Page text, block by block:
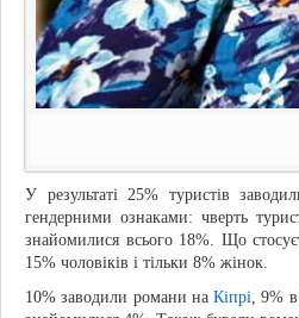
У результаті 25% туристів
гендерними ознаками: чверть
знайомилися всього 18%. Що
15% чоловіків і тільки 8% жінок.
10% заводили романи наКіпрі, 9% в